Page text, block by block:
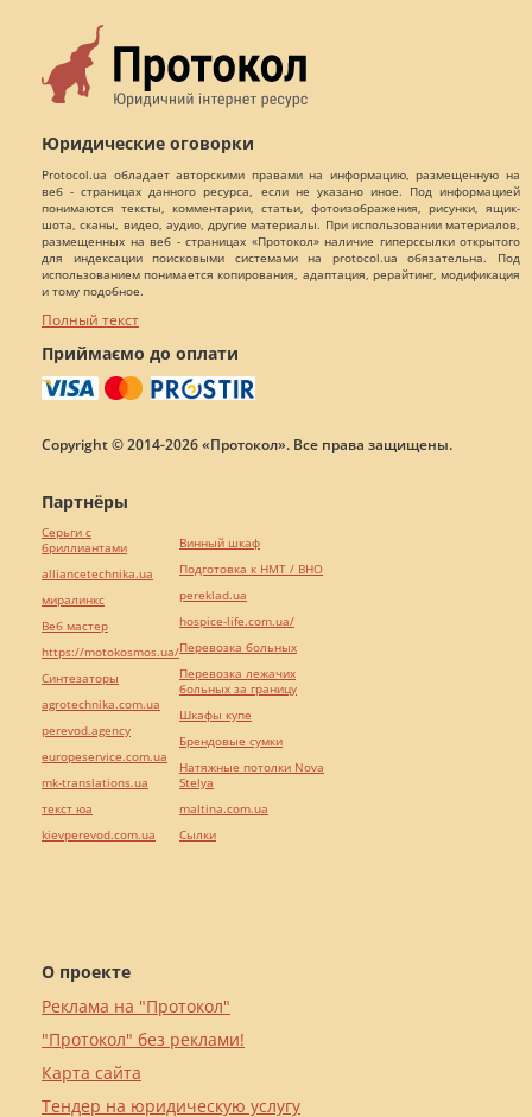
Юридические оговорки
Protocol.ua обладает авторскими правами на информацию, размещенную на
веб - страницах данного ресурса, если не указано иное. Под информацией
понимаются тексты, комментарии, статьи, фотоизображения, рисунки, ящик-
шота, сканы, видео, аудио, другие материалы. При использовании материалов,
размещенных на веб - страницах «Протокол» наличие гиперссылки открытого
для индексации поисковыми системами на protocol.ua обязательна. Под
использованием понимается копирования, адаптация, рерайтинг, модификация
и тому подобное.
Полный текст
Приймаємо до оплати
Copyright © 2014-2026 «Протокол». Все права защищены.
О проекте
Реклама на "Протокол"
"Протокол" без реклами!
Карта сайта
Тендер на юридическую услугу
Партнёры
Серьги с
бриллиантами
alliancetechnika.ua
миралинкс
Веб мастер
https://motokosmos.ua/
Синтезаторы
agrotechnika.com.ua
perevod.agency
europeservice.com.ua
mk-translations.ua
текст юа
kievperevod.com.ua
Винный шкаф
Подготовка к НМТ / ВНО
pereklad.ua
hospice-life.com.ua/
Перевозка больных
Перевозка лежачих
больных за границу
Шкафы купе
Брендовые сумки
Натяжные потолки Nova
Stelya
maltina.com.ua
Cылки